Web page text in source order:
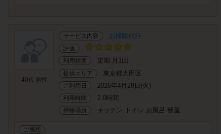
40代 男性
サービス内容 お掃除代行
評価
利用頻度
定期 月1回
提供エリア 東京都大田区
ご利用日 2026年4月28日(火)
利用時間 2.0時間
掃除場所 キッチン トイレ お風呂 部屋
ご感想